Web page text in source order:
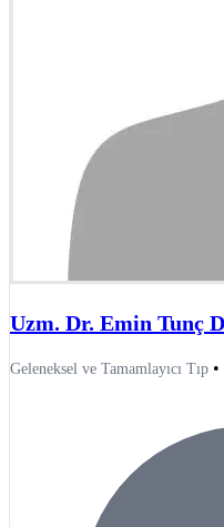
Uzm. Dr. Emin Tunç
Geleneksel ve Tamamlayıcı Tıp •